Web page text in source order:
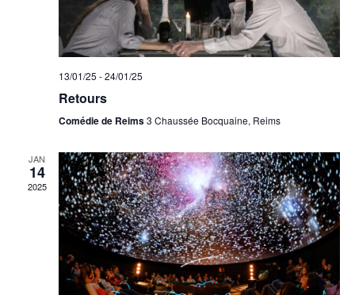
13/01/25 -24/01/25
Retours
Comédie de Reims3 Chaussée Bocquaine, Reims
JAN
14
2025